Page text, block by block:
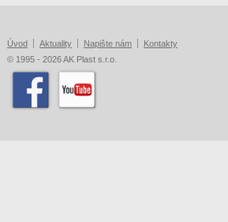
Úvod Aktuality Napište nám
Kontakty
© 1995 - 2026 AK Plast s.r.o.